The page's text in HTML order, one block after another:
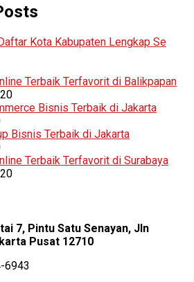
Kota Kabupaten Lengkap Se
Terbaik Terfavorit di Balikpapan
Bisnis Terbaik di Jakarta
Bisnis Terbaik di Jakarta
Terbaik Terfavorit di Surabaya
7, Pintu Satu Senayan, Jln
Pusat 12710
6943